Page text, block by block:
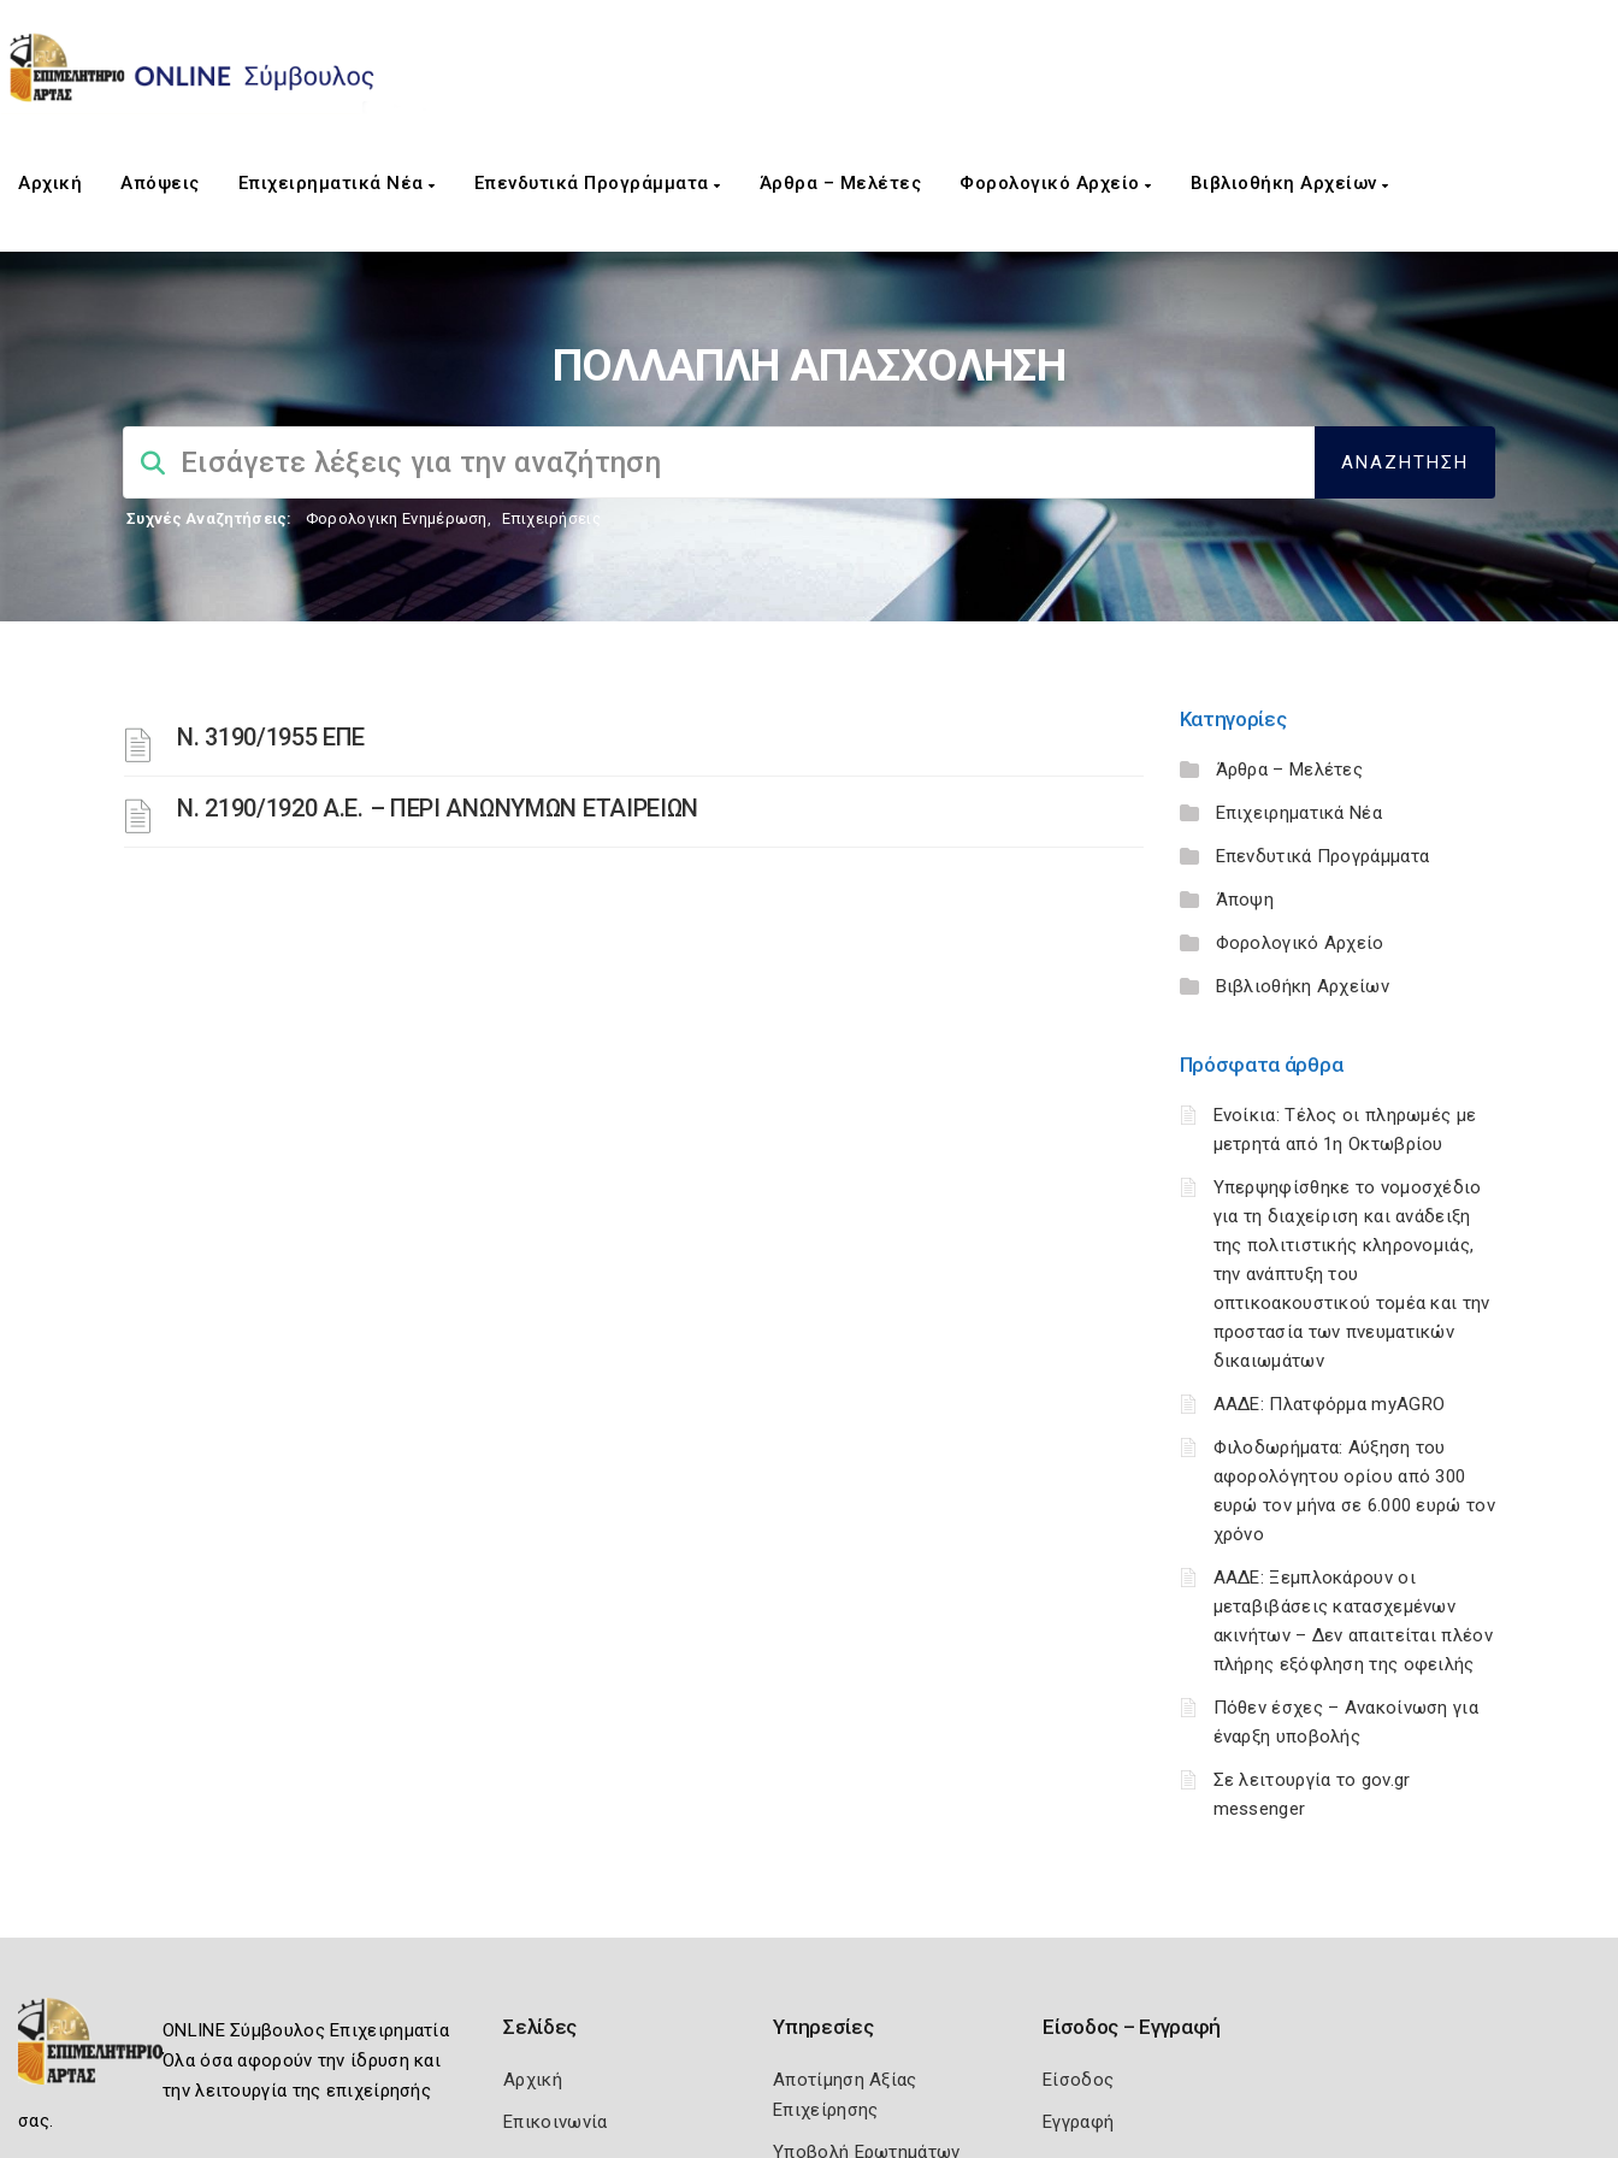
Αρχική Απόψεις Επιχειρηματικά Νέα Επενδυτικά Προγράμματα Άρθρα – Μελέτες Φορολογικό Αρχείο Βιβλιοθήκη Αρχείων
ΠΟΛΛΑΠΛΗ ΑΠΑΣΧΟΛΗΣΗ
Συχνές Αναζητήσεις: Φορολογικη Ενημέρωση, Επιχειρήσεις
Ν. 3190/1955 ΕΠΕ
Ν. 2190/1920 Α.Ε. – ΠΕΡΙ ΑΝΩΝΥΜΩΝ ΕΤΑΙΡΕΙΩΝ
Κατηγορίες
Άρθρα – Μελέτες
Επιχειρηματικά Νέα
Επενδυτικά Προγράμματα
Άποψη
Φορολογικό Αρχείο
Βιβλιοθήκη Αρχείων
Πρόσφατα άρθρα
Ενοίκια: Τέλος οι πληρωμές με
μετρητά από 1η Οκτωβρίου
Υπερψηφίσθηκε το νομοσχέδιο
για τη διαχείριση και ανάδειξη
της πολιτιστικής κληρονομιάς,
την ανάπτυξη του
οπτικοακουστικού τομέα και την
προστασία των πνευματικών
δικαιωμάτων
ΑΑΔΕ: Πλατφόρμα myAGRO
Φιλοδωρήματα: Αύξηση του
αφορολόγητου ορίου από 300
ευρώ τον μήνα σε 6.000 ευρώ τον
χρόνο
ΑΑΔΕ: Ξεμπλοκάρουν οι
μεταβιβάσεις κατασχεμένων
ακινήτων – Δεν απαιτείται πλέον
πλήρης εξόφληση της οφειλής
Πόθεν έσχες – Ανακοίνωση για
έναρξη υποβολής
Σε λειτουργία το gov.gr
messenger
ONLINE Σύμβουλος Επιχειρηματία
Όλα όσα αφορούν την ίδρυση και
την λειτουργία της επιχείρησής
σας.
Σελίδες
Αρχική
Επικοινωνία
Υπηρεσίες
Αποτίμηση Αξίας
Επιχείρησης
Υποβολή Ερωτημάτων
Είσοδος – Εγγραφή
Είσοδος
Εγγραφή